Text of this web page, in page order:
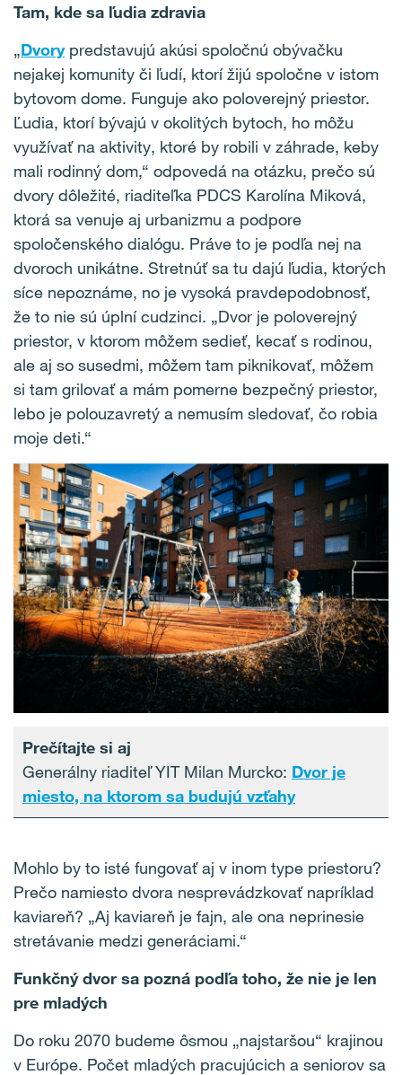
Tam, kde sa ľudia zdravia
„Dvorypredstavujú akúsi spoločnú obývačku
nejakej komunity či ľudí, ktorí žijú spoločne v istom
bytovom dome. Funguje ako poloverejný priestor.
Ľudia, ktorí bývajú v okolitých bytoch, ho môžu
využívať na aktivity, ktoré by robili v záhrade, keby
mali rodinný dom,“ odpovedá na otázku, prečo sú
dvory dôležité, riaditeľka PDCS Karolína Miková,
ktorá sa venuje aj urbanizmu a podpore
spoločenského dialógu. Práve to je podľa nej na
dvoroch unikátne. Stretnúť sa tu dajú ľudia, ktorých
síce nepoznáme, no je vysoká pravdepodobnosť,
že to nie sú úplní cudzinci. „Dvor je poloverejný
priestor, v ktorom môžem sedieť, kecať s rodinou,
ale aj so susedmi, môžem tam piknikovať, môžem
si tam grilovať a mám pomerne bezpečný priestor,
lebo je polouzavretý a nemusím sledovať, čo robia
moje deti.“
Prečítajte si aj
Generálny riaditeľ YIT Milan Murcko: Dvor je
miesto, na ktorom sa budujú vzťahy
Mohlo by to isté fungovať aj v inom type priestoru?
Prečo namiesto dvora nesprevádzkovať napríklad
kaviareň? „Aj kaviareň je fajn, ale ona neprinesie
stretávanie medzi generáciami.“
Funkčný dvor sa pozná podľa toho, že nie je len
pre mladých
Do roku 2070 budeme ôsmou „najstaršou“ krajinou
v Európe. Počet mladých pracujúcich a seniorov sa